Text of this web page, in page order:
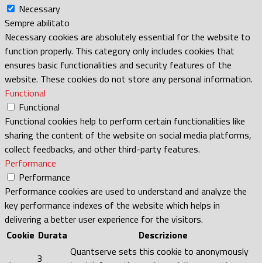
Necessary
Sempre abilitato
Necessary cookies are absolutely essential for the website to
function properly. This category only includes cookies that
ensures basic functionalities and security features of the
website. These cookies do not store any personal information.
Functional
Functional
Functional cookies help to perform certain functionalities like
sharing the content of the website on social media platforms,
collect feedbacks, and other third-party features.
Performance
Performance
Performance cookies are used to understand and analyze the
key performance indexes of the website which helps in
delivering a better user experience for the visitors.
Cookie Durata Descrizione
3
Quantserve sets this cookie to anonymously